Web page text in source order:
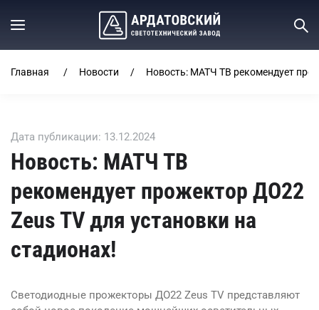
Главная Новости Новость: МАТЧ ТВ рекомендует
Дата публикации: 13.12.2024
Новость: МАТЧ ТВ
рекомендует прожектор ДО22
Zeus TV для установки на
стадионах!
Светодиодные прожекторы ДО22 Zeus TV представляют